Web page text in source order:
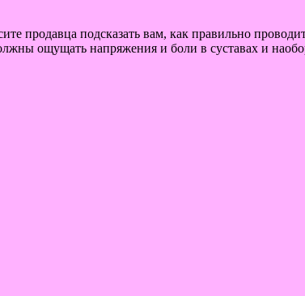
продавца подсказать вам, как правильно
ощущать напряжения и боли в суставах и